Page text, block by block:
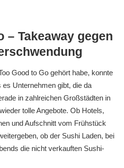
– Takeaway gegen
Good to Go gehört habe, konnte
Unternehmen gibt, die da
in zahlreichen Großstädten in
tolle Angebote. Ob Hotels,
und Aufschnitt vom Frühstück
ob der Sushi Laden, bei
die nicht verkauften Sushi-